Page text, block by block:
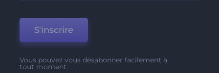
S'inscrire
Vous pouvez vous désabonner facilement à
tout moment.